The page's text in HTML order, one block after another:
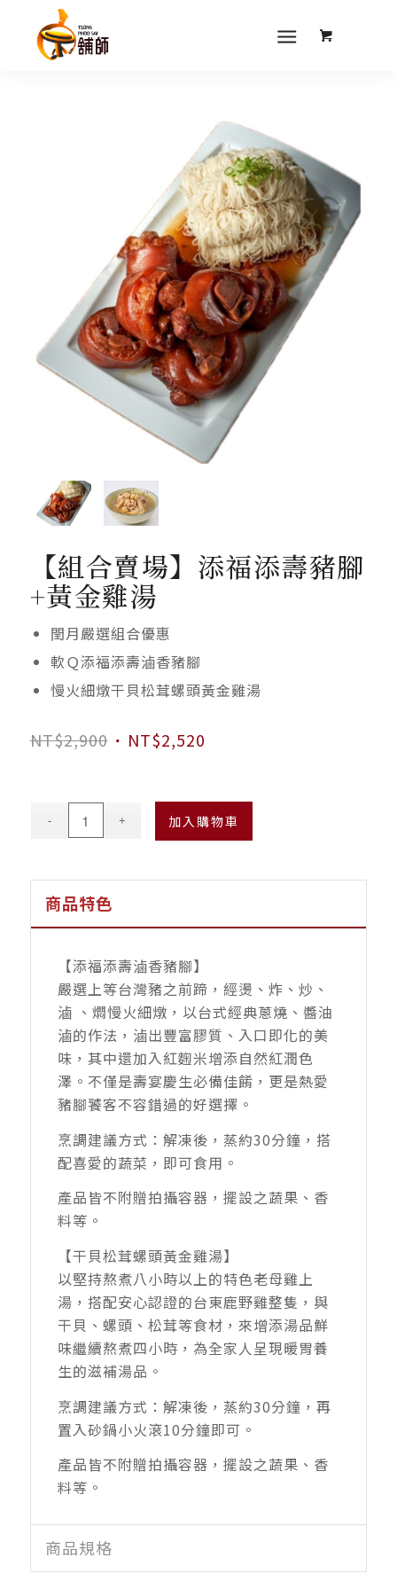
【組合賣場】添福添壽豬腳
+黃金雞湯
閏月嚴選組合優惠
軟Ｑ添福添壽滷香豬腳
慢火細燉干貝松茸螺頭黃金雞湯
NT$2,900 原
NT$2,900。
NT$2,520
價
格：
NT$2,520。
加入購物車
商品特色
【添福添壽滷香豬腳】
嚴選上等台灣豬之前蹄，經燙、炸、炒、
滷 、燜慢火細燉，以台式經典蔥燒、醬油
滷的作法，滷出豐富膠質、入口即化的美
味，其中還加入紅麴米增添自然紅潤色
澤。不僅是壽宴慶生必備佳餚，更是熱愛
豬腳饕客不容錯過的好選擇。
烹調建議方式：解凍後，蒸約30分鐘，搭
配喜愛的蔬菜，即可食用。
產品皆不附贈拍攝容器，擺設之蔬果、香
料等。
【干貝松茸螺頭黃金雞湯】
以堅持熬煮八小時以上的特色老母雞上
湯，搭配安心認證的台東鹿野雞整隻，與
干貝、螺頭、松茸等食材，來增添湯品鮮
味繼續熬煮四小時，為全家人呈現暖胃養
生的滋補湯品。
烹調建議方式：解凍後，蒸約30分鐘，再
置入砂鍋小火滾10分鐘即可。
產品皆不附贈拍攝容器，擺設之蔬果、香
料等。
商品規格